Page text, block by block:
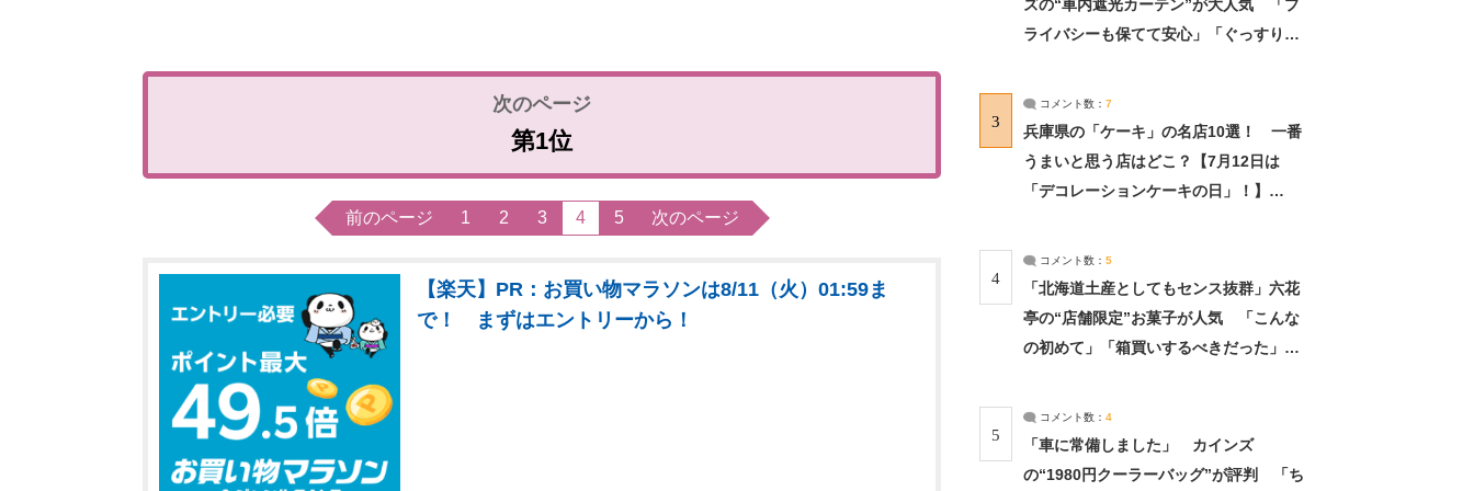
第1位
前のページ 1 2 3 4 5 次のページ
【楽天】PR：お買い物マラソンは8/11（火）01:59ま
で！ まずはエントリーから！
ズの“車内遮光カーテン”が大人気 「プ
ライバシーも保てて安心」「ぐっすり眠
3
コメント数： 7
兵庫県の「ケーキ」の名店10選！ 一番
うまいと思う店はどこ？【7月12日は
「デコレーションケーキの日」！】
4
コメント数： 5
「北海道土産としてもセンス抜群」六花
亭の“店舗限定”お菓子が人気 「こんな
の初めて」「箱買いするべきだった」
5
コメント数： 4
「車に常備しました」 カインズ
の“1980円クーラーバッグ”が評判 「ち